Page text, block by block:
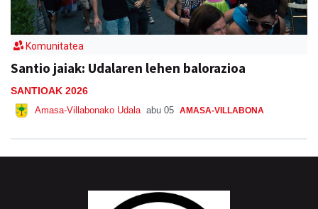
Komunitatea
Santio jaiak: Udalaren lehen balorazioa
SANTIOAK 2026
Amasa-Villabonako Udala abu 05 AMASA-VILLABONA